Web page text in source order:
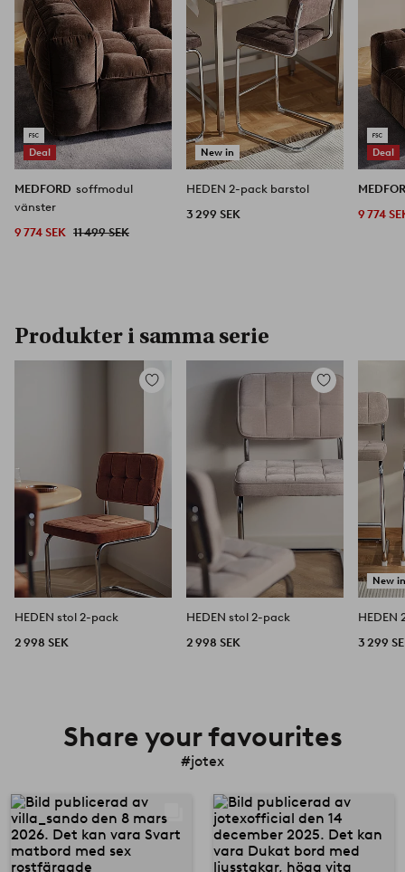
Deal
MEDFORD soffmodul
vänster
9 774 SEK 11 499 SEK
New in
HEDEN 2-pack barstol
3 299 SEK
Deal
9 774
Produkter i samma serie
Lägg
HEDEN stol 2-pack
2 998 SEK
Lägg
favoriter
HEDEN stol 2-pack
2 998 SEK
New
HEDEN
3 299
Share your favourites
#jotex